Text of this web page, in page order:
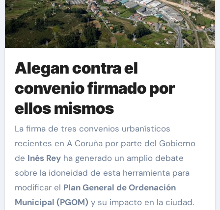
Alegan contra el
convenio firmado por
ellos mismos
La firma de tres convenios urbanísticos
recientes en A Coruña por parte del Gobierno
de Inés Reyha generado un amplio debate
sobre la idoneidad de esta herramienta para
modificar el Plan General de Ordenación
Municipal (PGOM) y su impacto en la ciudad.